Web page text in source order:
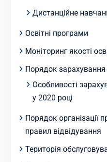
Дистанційне
Освітні програми
Моніторинг якості
Порядок зарахування
Особливості
у 2020 році
Порядок організації
правил відвідування
Територія